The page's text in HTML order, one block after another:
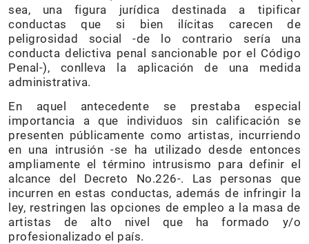
sea, una figura jurídica destinada a tipificar
conductas que si bien ilícitas carecen de
peligrosidad social -de lo contrario sería una
conducta delictiva penal sancionable por el Código
Penal-), conlleva la aplicación de una medida
administrativa.
En aquel antecedente se prestaba especial
importancia a que individuos sin calificación se
presenten públicamente como artistas, incurriendo
en una intrusión -se ha utilizado desde entonces
ampliamente el término intrusismo para definir el
alcance del Decreto No.226-. Las personas que
incurren en estas conductas, además de infringir la
ley, restringen las opciones de empleo a la masa de
artistas de alto nivel que ha formado y/o
profesionalizado el país.